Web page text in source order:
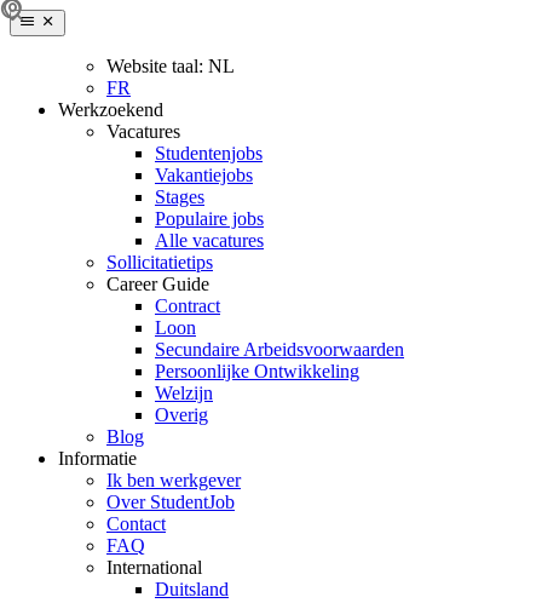
Website taal: NL
FR
Werkzoekend
Vacatures
Studentenjobs
Vakantiejobs
Stages
Populaire jobs
Alle vacatures
Sollicitatietips
Career Guide
Contract
Loon
Secundaire Arbeidsvoorwaarden
Persoonlijke Ontwikkeling
Welzijn
Overig
Blog
Informatie
Ik ben werkgever
Over StudentJob
Contact
FAQ
International
Duitsland